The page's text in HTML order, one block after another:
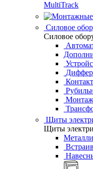
MultiTrack
Силовое
Силовое
Щиты
Щиты